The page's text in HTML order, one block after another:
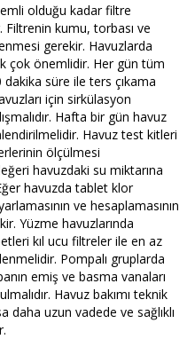
olduğu kadar filtre
kumu, torbası ve
gerekir. Havuzlarda
çok önemlidir. Her gün tüm
süre ile ters çıkama
için sirkülasyon
Hafta bir gün havuz
Havuz test kitleri
ölçülmesi
havuzdaki su miktarına
havuzda tablet klor
ve hesaplamasının
Yüzme havuzlarında
kıl ucu filtreler ile en az
Pompalı gruplarda
emiş ve basma vanaları
Havuz bakımı teknik
daha uzun vadede ve sağlıklı